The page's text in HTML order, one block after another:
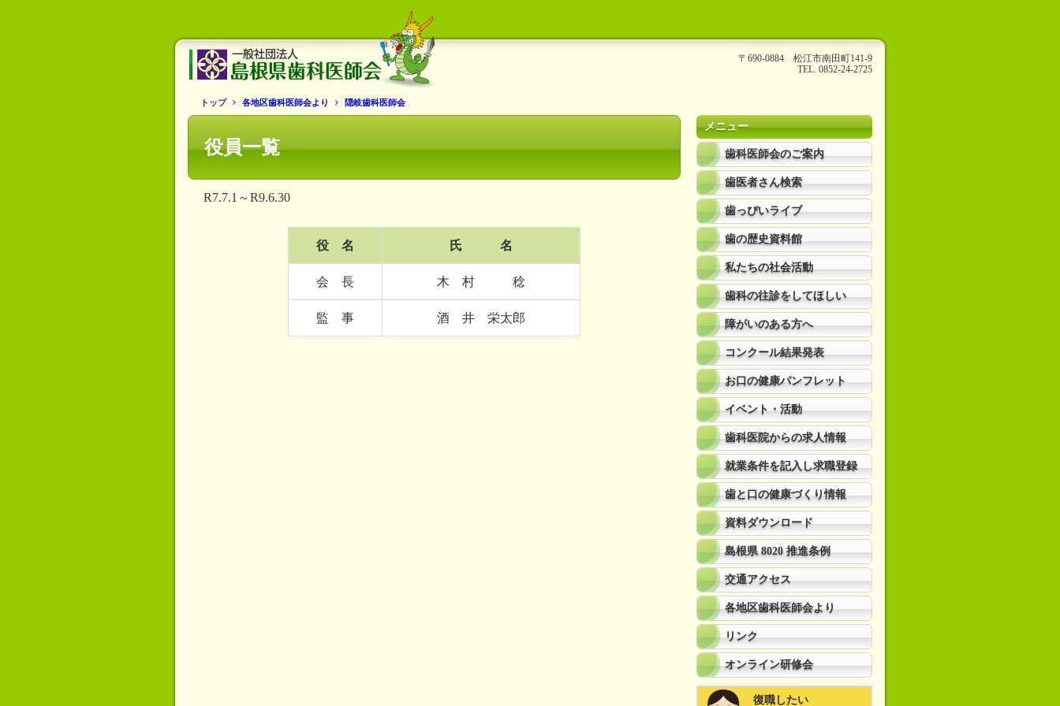
〒690-0884 松江市南田町141-9
TEL. 0852-24-2725
トップ 各地区歯科医師会より 隠岐歯科医師会
役員一覧
R7.7.1～R9.6.30
役 名 氏 名
会 長 木 村 稔
監 事 酒 井 栄太郎
メニュー
歯科医師会のご案内
歯医者さん検索
歯っぴいライブ
歯の歴史資料館
私たちの社会活動
歯科の往診をしてほしい
障がいのある方へ
コンクール結果発表
お口の健康パンフレット
イベント・活動
歯科医院からの求人情報
就業条件を記入し求職登録
歯と口の健康づくり情報
資料ダウンロード
島根県 8020 推進条例
交通アクセス
各地区歯科医師会より
リンク
オンライン研修会
復職したい